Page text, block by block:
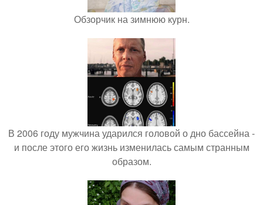
Обзорчик на зимнюю курн.
В 2006 году мужчина ударился головой о дно бассейна -
и после этого его жизнь изменилась самым странным
образом.